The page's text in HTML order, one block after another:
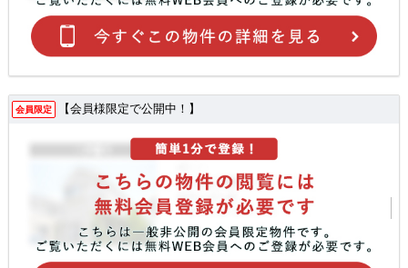
会員限定 【会員様限定で公開中！】